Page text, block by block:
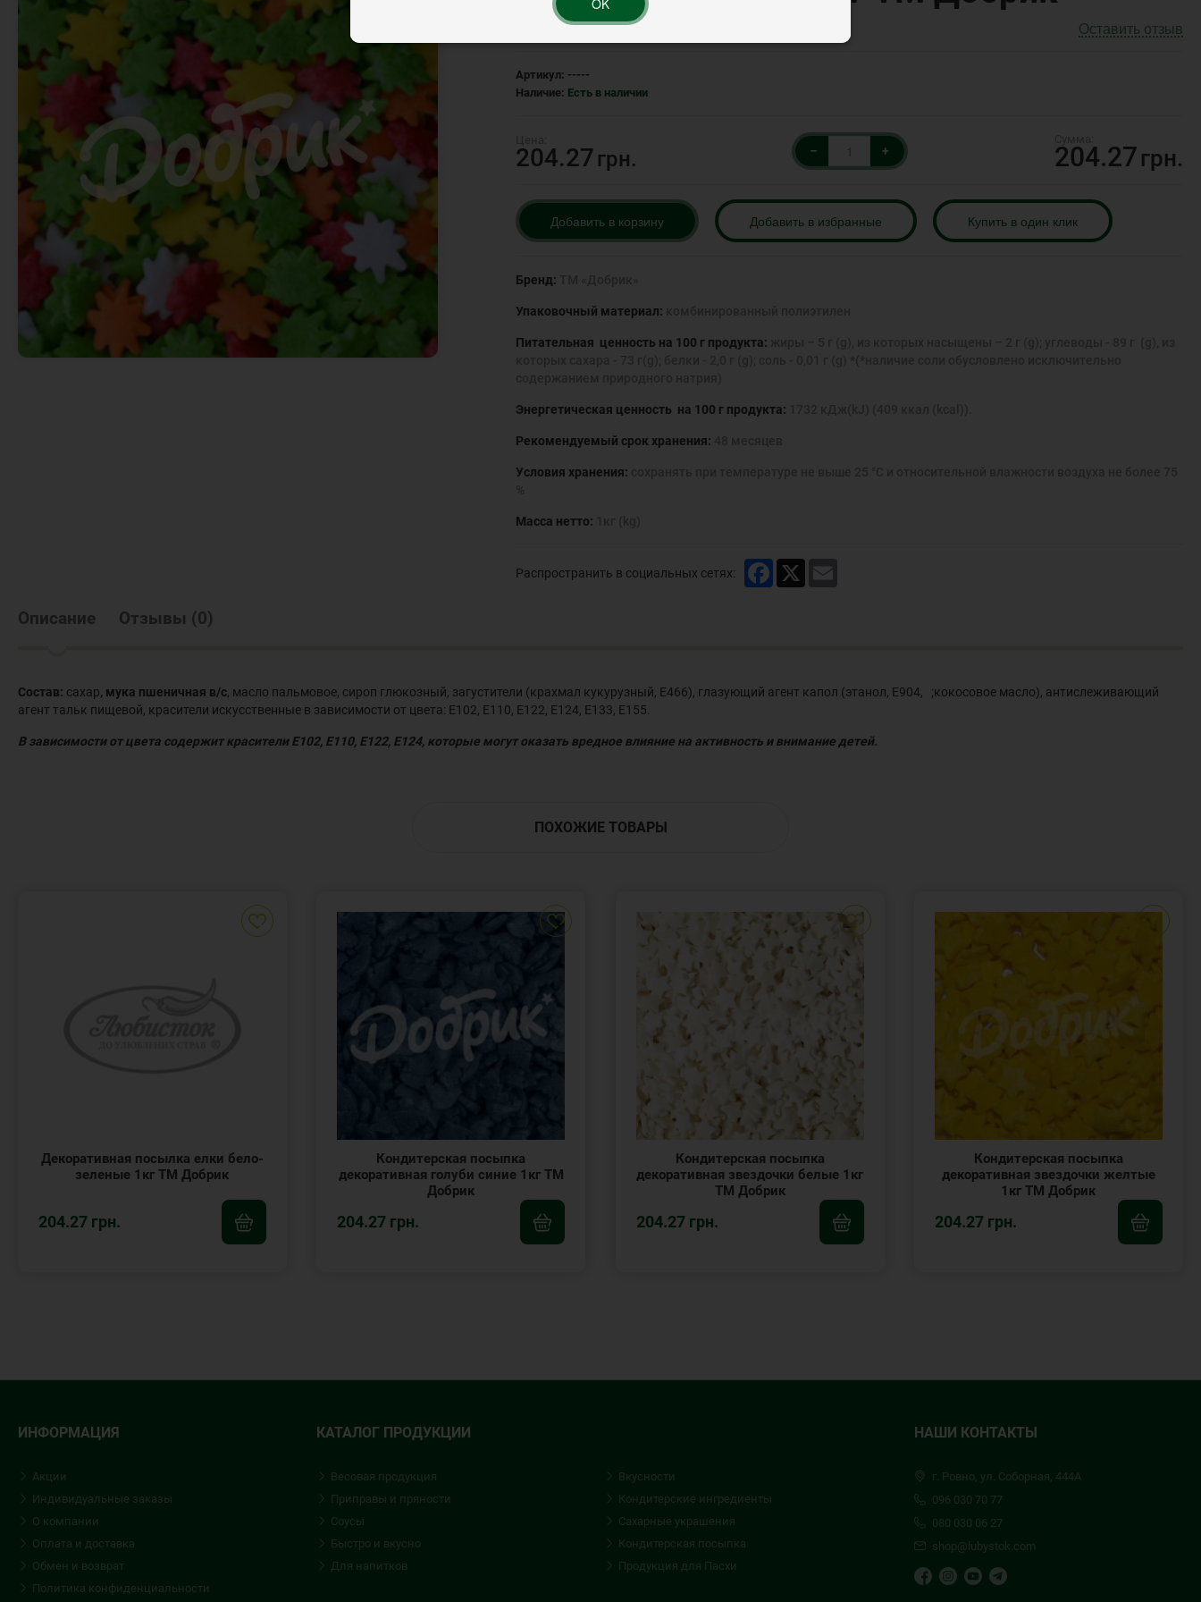
Оставить отзыв
Артикул: -----
Наличие: Есть в наличии
204.27 грн. – + 204.27 грн.
Добавить в корзину Добавить в избранные Купить в один клик
Бренд:
Упаковочный материал:
Питательная ценность на 100 г продукта:
Энергетическая ценность на 100 г продукта:
Рекомендуемый срок хранения:
Условия хранения:
Масса нетто:
Распространить в социальных сетях: Facebook
Описание Отзывы (0)
Состав: сахар, мука пшеничная в/с , масло пальмовое, сироп глюкозный, загустители (крахмал кукурузный, Е466), глазующий агент капол (этанол, Е904, ;кокосовое масло), антислеживающий
агент тальк пищевой, красители искусственные в зависимости от цвета: Е102, Е110, Е122, Е124, Е133, Е155.
В зависимости от цвета содержит красители Е102, Е110, Е122, Е124, которые могут оказать вредное влияние на активность и внимание детей.
ПОХОЖИЕ ТОВАРЫ
Декоративная посылка елки бело-
зеленые 1кг ТМ Добрик
204.27 грн.
Кондитерская посыпка
декоративная голуби синие 1кг ТМ
Добрик
204.27 грн.
Кондитерская посыпка
декоративная звездочки белые 1кг
ТМ Добрик
204.27 грн.
Кондитерская посыпка
декоративная звездочки желтые
1кг ТМ Добрик
204.27 грн.
ИНФОРМАЦИЯ
Акции
Индивидуальные заказы
О компании
Оплата и доставка
Обмен и возврат
Политика конфиденциальности
КАТАЛОГ ПРОДУКЦИИ
Весовая продукция
Приправы и пряности
Соусы
Быстро и вкусно
Для напитков
Вкусности
Кондитерские ингредиенты
Сахарные украшения
Кондитерская посыпка
Продукция для Пасхи
НАШИ КОНТАКТЫ
г. Ровно, ул. Соборная, 444А
096 030 70 77
080 030 06 27
shop@lubystok.com